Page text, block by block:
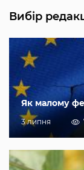
Вибір
Як малому
3 липня